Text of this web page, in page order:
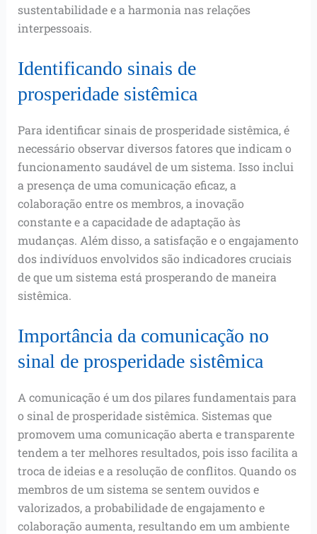
sustentabilidade e a harmonia nas relações
interpessoais.
Identificando sinais de
prosperidade sistêmica
Para identificar sinais de prosperidade sistêmica, é
necessário observar diversos fatores que indicam o
funcionamento saudável de um sistema. Isso inclui
a presença de uma comunicação eficaz, a
colaboração entre os membros, a inovação
constante e a capacidade de adaptação às
mudanças. Além disso, a satisfação e o engajamento
dos indivíduos envolvidos são indicadores cruciais
de que um sistema está prosperando de maneira
sistêmica.
Importância da comunicação no
sinal de prosperidade sistêmica
A comunicação é um dos pilares fundamentais para
o sinal de prosperidade sistêmica. Sistemas que
promovem uma comunicação aberta e transparente
tendem a ter melhores resultados, pois isso facilita a
troca de ideias e a resolução de conflitos. Quando os
membros de um sistema se sentem ouvidos e
valorizados, a probabilidade de engajamento e
colaboração aumenta, resultando em um ambiente